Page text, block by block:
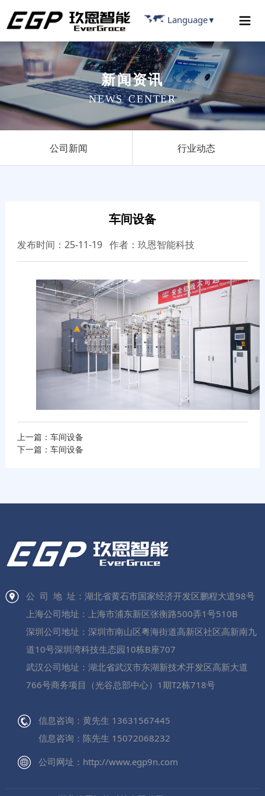
Language▼
新闻资讯
NEWS CENTER
公司新闻 行业动态
车间设备
发布时间：25-11-19 作者：玖恩智能科技
上一篇：车间设备
下一篇：车间设备
公 司 地 址：湖北省黄石市国家经济开发区鹏程大道98号
上海公司地址：上海市浦东新区张衡路500弄1号510B
深圳公司地址：深圳市南山区粤海街道高新区社区高新南九
道10号深圳湾科技生态园10栋B座707
武汉公司地址：湖北省武汉市东湖新技术开发区高新大道
766号商务项目（光谷总部中心）1期T2栋718号
信息咨询：黄先生 13631567445
信息咨询：陈先生 15072068232
公司网址：http://www.egp9n.com